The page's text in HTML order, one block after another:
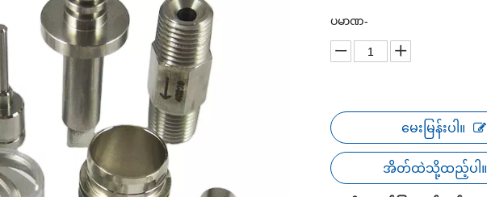
ပမာဏ-
မေးမြန်းပါ။
အိတ်ထဲသို့ထည့်ပါ။